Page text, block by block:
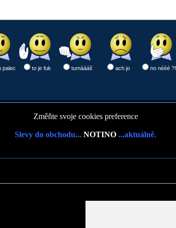
palec to je fuk tumáááš ach jo no nééé ?!
Změňte svoje cookies preference
Slevy do obchodu... NOTINO ...aktuálně.